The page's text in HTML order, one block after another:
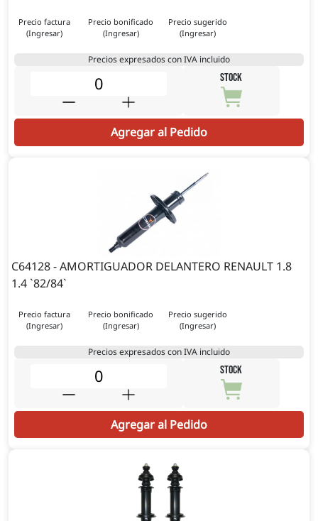
Precio factura
(Ingresar)
Precio bonificado
(Ingresar)
Precio sugerido
(Ingresar)
Precios expresados con IVA incluido
STOCK
Agregar al Pedido
C64128 - AMORTIGUADOR DELANTERO RENAULT 1.8
1.4 `82/84`
Precio factura
(Ingresar)
Precio bonificado
(Ingresar)
Precio sugerido
(Ingresar)
Precios expresados con IVA incluido
STOCK
Agregar al Pedido